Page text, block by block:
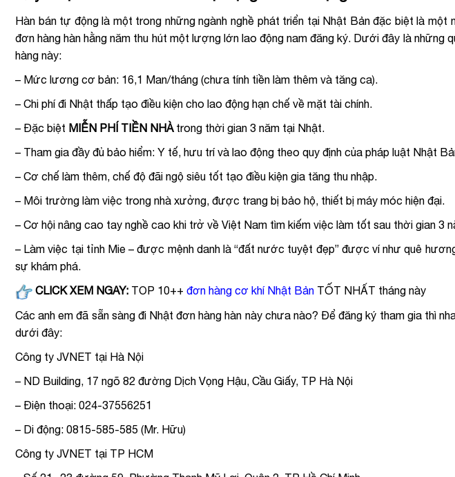
Hàn bán tự động là một trong những ngành nghề phát triển tại Nhật Bản đặc biệt là một
đơn hàng hàn hằng năm thu hút một lượng lớn lao động nam đăng ký. Dưới đây là
hàng này:
– Mức lương cơ bản: 16,1 Man/tháng (chưa tính tiền làm thêm và tăng ca).
– Chi phí đi Nhật thấp tạo điều kiện cho lao động hạn chế về mặt tài chính.
– Đặc biệt MIỄN PHÍ TIỀN NHÀ trong thời gian 3 năm tại Nhật.
– Tham gia đầy đủ bảo hiểm: Y tế, hưu trí và lao động theo quy định của pháp luật Nhật
– Cơ chế làm thêm, chế độ đãi ngộ siêu tốt tạo điều kiện gia tăng thu nhập.
– Môi trường làm việc trong nhà xưởng, được trang bị bảo hộ, thiết bị máy móc hiện đại.
– Cơ hội nâng cao tay nghề cao khi trở về Việt Nam tìm kiếm việc làm tốt sau thời gian 3
– Làm việc tại tỉnh Mie – được mệnh danh là “đất nước tuyệt đẹp” được ví như quê
sự khám phá.
CLICK XEM NGAY: TOP 10++ đơn hàng cơ khí Nhật Bản TỐT NHẤT tháng này
Các anh em đã sẵn sàng đi Nhật đơn hàng hàn này chưa nào? Để đăng ký tham gia thì
dưới đây:
Công ty JVNET tại Hà Nội
– ND Building, 17 ngõ 82 đường Dịch Vọng Hậu, Cầu Giấy, TP Hà Nội
– Điện thoại: 024-37556251
– Di động: 0815-585-585 (Mr. Hữu)
Công ty JVNET tại TP HCM